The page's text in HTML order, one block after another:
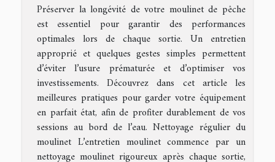
Préserver la longévité de votre moulinet de pêche
est essentiel pour garantir des performances
optimales lors de chaque sortie. Un entretien
approprié et quelques gestes simples permettent
d’éviter l’usure prématurée et d’optimiser vos
investissements. Découvrez dans cet article les
meilleures pratiques pour garder votre équipement
en parfait état, afin de profiter durablement de vos
sessions au bord de l’eau. Nettoyage régulier du
moulinet L’entretien moulinet commence par un
nettoyage moulinet rigoureux après chaque sortie,